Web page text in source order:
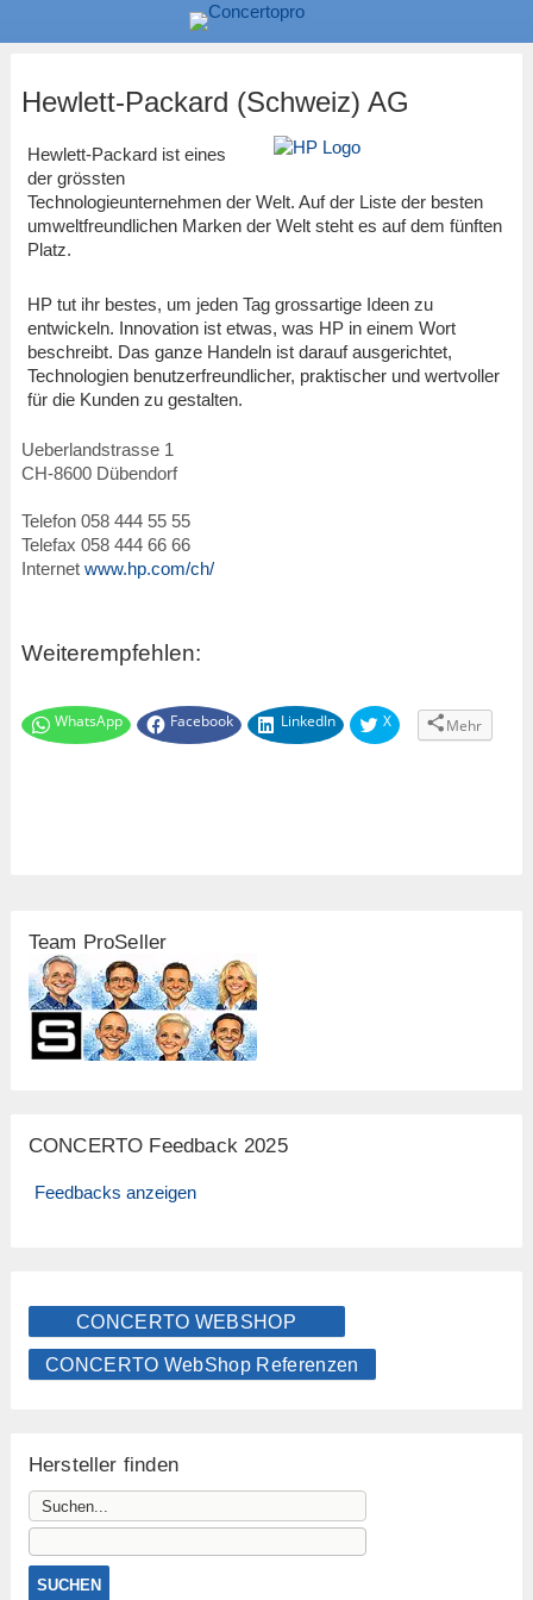
Hewlett-Packard (Schweiz) AG
Hewlett-Packard ist eines
der grössten
Technologieunternehmen der Welt. Auf der Liste der besten
umweltfreundlichen Marken der Welt steht es auf dem fünften
Platz.
HP tut ihr bestes, um jeden Tag grossartige Ideen zu
entwickeln. Innovation ist etwas, was HP in einem Wort
beschreibt. Das ganze Handeln ist darauf ausgerichtet,
Technologien benutzerfreundlicher, praktischer und wertvoller
für die Kunden zu gestalten.
Ueberlandstrasse 1
CH-8600 Dübendorf
Telefon 058 444 55 55
Telefax 058 444 66 66
Internet www.hp.com/ch/
Weiterempfehlen:
WhatsApp Facebook LinkedIn X Mehr
Team ProSeller
CONCERTO Feedback 2025
Feedbacks anzeigen
CONCERTO WEBSHOP
CONCERTO WebShop Referenzen
Hersteller finden